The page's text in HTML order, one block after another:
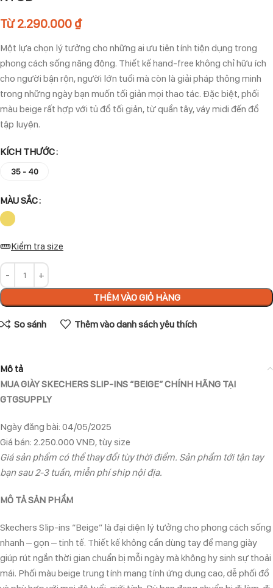
Từ2.290.000 ₫
Một lựa chọn lý tưởng cho những ai ưu tiên tính tiện dụng trong
phong cách sống năng động. Thiết kế hand-free không chỉ hữu ích
cho người bận rộn, người lớn tuổi mà còn là giải pháp thông minh
trong những ngày bạn muốn tối giản mọi thao tác. Đặc biệt, phối
màu beige rất hợp với tủ đồ tối giản, từ quần tây, váy midi đến đồ
tập luyện.
KÍCH THƯỚC
35 - 40
MÀU SẮC
Kiểm tra size
THÊM VÀO GIỎ HÀNG
So sánh Thêm vào danh sách yêu thích
Mô tả
MUA GIÀY SKECHERS SLIP-INS “BEIGE” CHÍNH HÃNG TẠI
GTGSUPPLY
Ngày đăng bài: 04/05/2025
Giá bán: 2.250.000 VNĐ, tùy size
Giá sản phẩm có thể thay đổi tùy thời điểm. Sản phẩm tới tận tay
bạn sau 2-3 tuần, miễn phí ship nội địa.
MÔ TẢ SẢN PHẨM
Skechers Slip-ins “Beige” là đại diện lý tưởng cho phong cách sống
nhanh – gọn – tinh tế. Thiết kế không cần dùng tay để mang giày
giúp rút ngắn thời gian chuẩn bị mỗi ngày mà không hy sinh sự thoải
mái. Phối màu beige trung tính mang tính ứng dụng cao, dễ phối đồ